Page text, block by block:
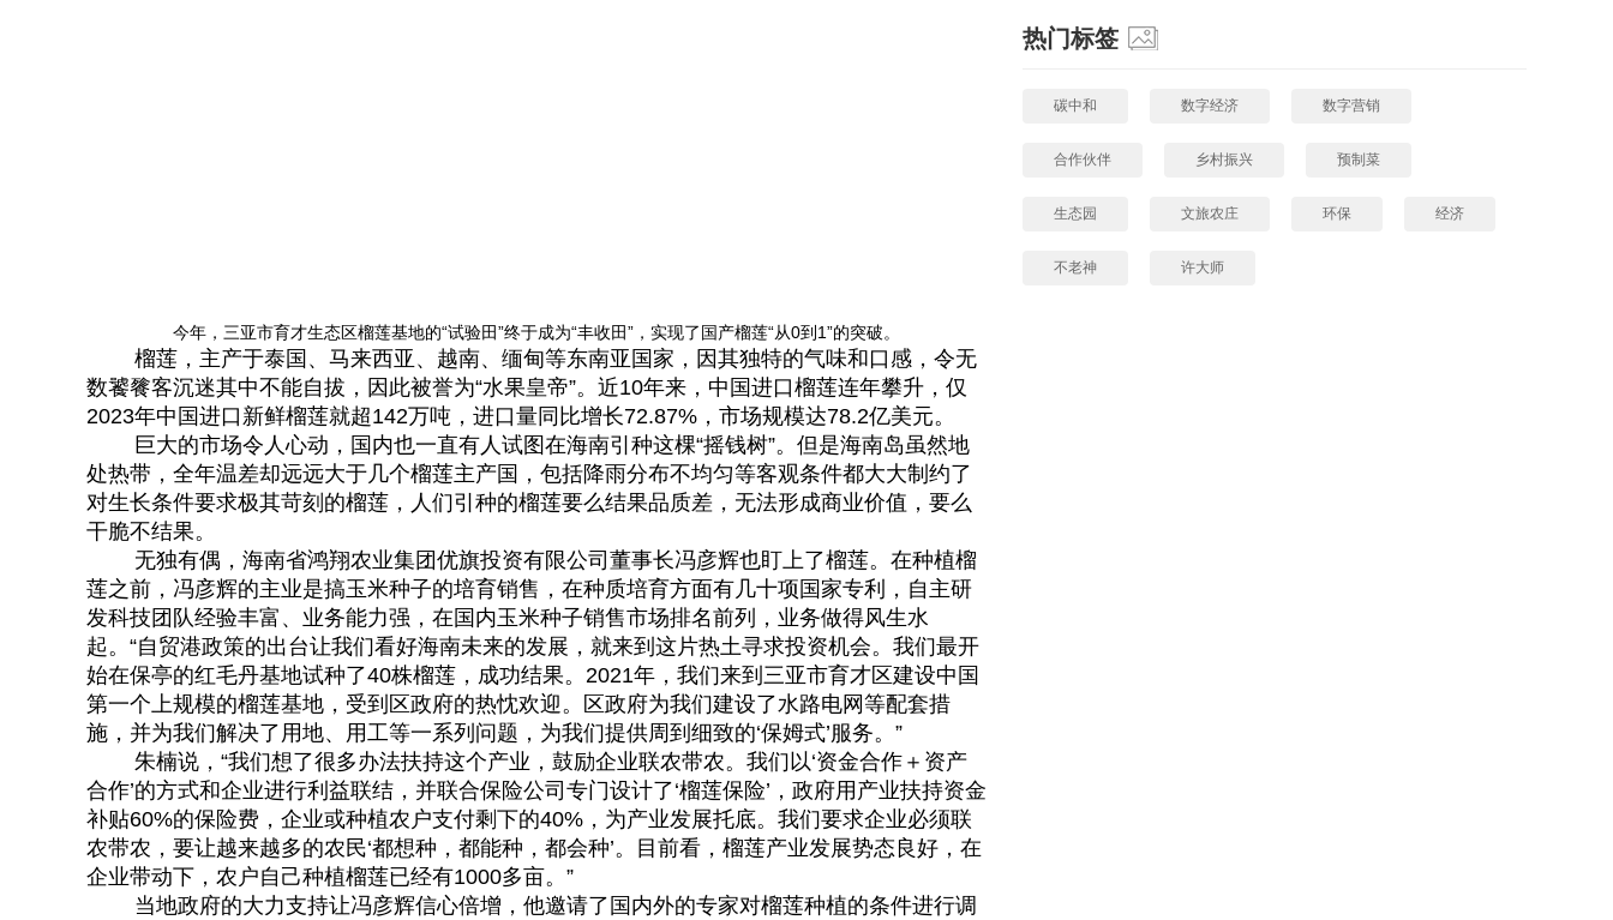
今年，三亚市育才生态区榴莲基地的“试验田”终于成为“丰收田”，实现了国产榴莲“从0到1”的突破。
榴莲，主产于泰国、马来西亚、越南、缅甸等东南亚国家，因其独特的气味和口感，令无
数饕餮客沉迷其中不能自拔，因此被誉为“水果皇帝”。近10年来，中国进口榴莲连年攀升，仅
2023年中国进口新鲜榴莲就超142万吨，进口量同比增长72.87%，市场规模达78.2亿美元。
巨大的市场令人心动，国内也一直有人试图在海南引种这棵“摇钱树”。但是海南岛虽然地
处热带，全年温差却远远大于几个榴莲主产国，包括降雨分布不均匀等客观条件都大大制约了
对生长条件要求极其苛刻的榴莲，人们引种的榴莲要么结果品质差，无法形成商业价值，要么
干脆不结果。
无独有偶，海南省鸿翔农业集团优旗投资有限公司董事长冯彦辉也盯上了榴莲。在种植榴
莲之前，冯彦辉的主业是搞玉米种子的培育销售，在种质培育方面有几十项国家专利，自主研
发科技团队经验丰富、业务能力强，在国内玉米种子销售市场排名前列，业务做得风生水
起。“自贸港政策的出台让我们看好海南未来的发展，就来到这片热土寻求投资机会。我们最开
始在保亭的红毛丹基地试种了40株榴莲，成功结果。2021年，我们来到三亚市育才区建设中国
第一个上规模的榴莲基地，受到区政府的热忱欢迎。区政府为我们建设了水路电网等配套措
施，并为我们解决了用地、用工等一系列问题，为我们提供周到细致的‘保姆式’服务。”
朱楠说，“我们想了很多办法扶持这个产业，鼓励企业联农带农。我们以‘资金合作＋资产
合作’的方式和企业进行利益联结，并联合保险公司专门设计了‘榴莲保险’，政府用产业扶持资金
补贴60%的保险费，企业或种植农户支付剩下的40%，为产业发展托底。我们要求企业必须联
农带农，要让越来越多的农民‘都想种，都能种，都会种’。目前看，榴莲产业发展势态良好，在
企业带动下，农户自己种植榴莲已经有1000多亩。”
当地政府的大力支持让冯彦辉信心倍增，他邀请了国内外的专家对榴莲种植的条件进行调
热门标签
碳中和 数字经济 数字营销
合作伙伴 乡村振兴 预制菜
生态园 文旅农庄 环保 经济
不老神 许大师